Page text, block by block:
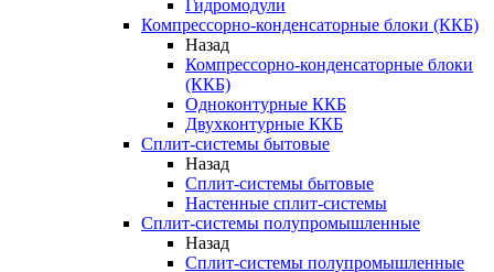
Гидромодули
Компрессорно-конденсаторные блоки (ККБ)
Назад
Компрессорно-конденсаторные блоки
(ККБ)
Одноконтурные ККБ
Двухконтурные ККБ
Сплит-системы бытовые
Назад
Сплит-системы бытовые
Настенные сплит-системы
Сплит-системы полупромышленные
Назад
Сплит-системы полупромышленные